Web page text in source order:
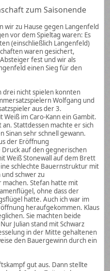
zum Saisonende
wir zu Hause gegen Langenfeld
vor dem Spieltag waren: Es
(einschließlich Langenfeld)
waren gesichert,
fest und wir als
einen Sieg für den
drei nicht spielen konnten
Wolfgang und
aus der 3.
im Caro-Kann ein Gambit.
an. Stattdessen machte er sich
Sinan sehr schnell gewann.
der Eröffnung
auf den gegnerischen
Weiß Stonewall auf dem Brett
schlechte Bauernstruktur mit
schwer zu
Stefan hatte mit
ohne dass der
hatte. Auch ich war im
heraufgekommen. Klaus
Sie machten beide
Julian stand mit Schwarz
in der Mitte gehaltenen
den Bauergewinn durch ein
gut aus. Dann stellte